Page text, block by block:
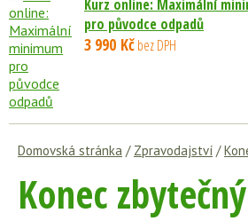
Kurz online: Maximální
pro původce odpadů
3 990 Kčbez DPH
Domovská stránka / Zpravodajství /
Konec